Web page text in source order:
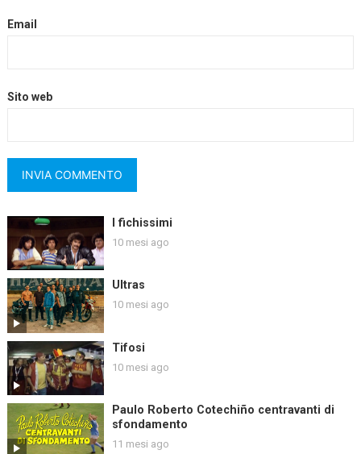
Email
Sito web
I fichissimi
10 mesi ago
Ultras
10 mesi ago
Tifosi
10 mesi ago
Paulo Roberto Cotechiño centravanti di
sfondamento
11 mesi ago